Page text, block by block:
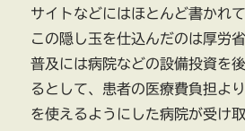
サイトなどにはほとんど書かれ
この隠し玉を仕込んだのは厚労
普及には病院などの設備投資を
るとして、患者の医療費負担よ
を使えるようにした病院が受け